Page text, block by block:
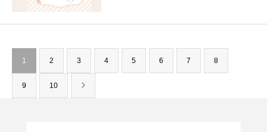
1 2 3 4 5 6 7 8
9 10